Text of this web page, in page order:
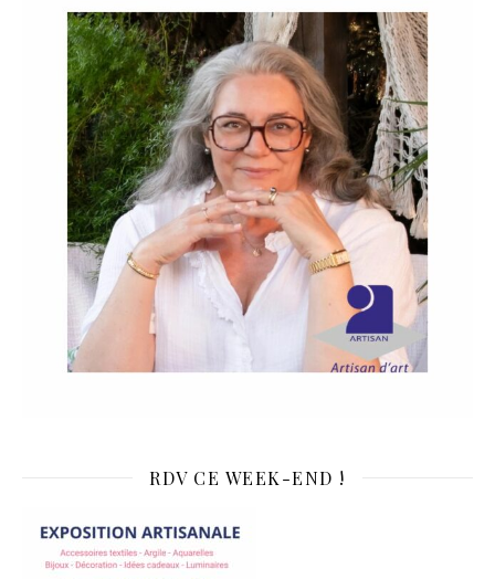
RDV CE WEEK-END !